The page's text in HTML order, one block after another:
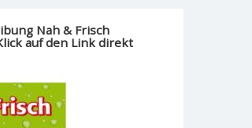
Nah & Frisch
auf den Link direkt